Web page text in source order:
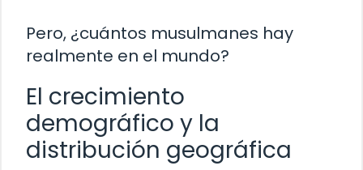
Pero, ¿cuántos musulmanes hay
realmente en el mundo?
El crecimiento
demográfico y la
distribución geográfica